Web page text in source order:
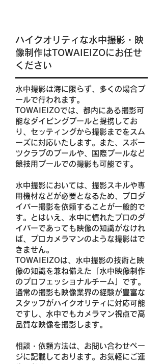
ハイクオリティな水中撮影・映
像制作はTOWAIEIZOにお任せ
ください
水中撮影は海に限らず、多くの場合プ
ールで行われます。
TOWAIEIZOでは、都内にある撮影可
能なダイビングプールと提携してお
り、セッティングから撮影までをスム
ーズに対応いたします。また、スポー
ツクラブのプールや、国際プールなど
競技用プールでの撮影も可能です。
水中撮影においては、撮影スキルや専
用機材などが必要となるため、プロダ
イバー撮影を依頼することが一般的で
す。とはいえ、水中に慣れたプロのダ
イバーであっても映像の知識がなけれ
ば、プロカメラマンのような撮影はで
きません。
TOWAIEIZOは、水中撮影の技術と映
像の知識を兼ね備えた「水中映像制作
のプロフェッショナルチーム」です。
通常の撮影も映像業界の経験が豊富な
スタッフがハイクオリティに対応可能
ですし、水中でもカメラマン視点で高
品質な映像を撮影します。
相談・依頼方法は、​お問い合わせペー
ジに記載しております。お気軽にご連